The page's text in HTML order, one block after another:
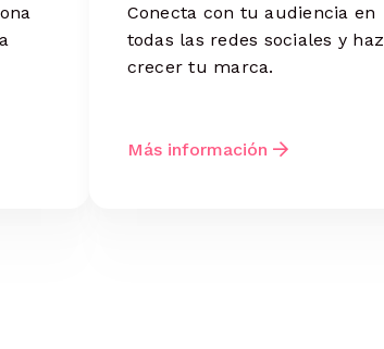
Conecta con tu audiencia en
todas las redes sociales y haz
crecer tu marca.
Más información